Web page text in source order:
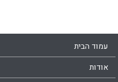
עמוד הבית
אודות